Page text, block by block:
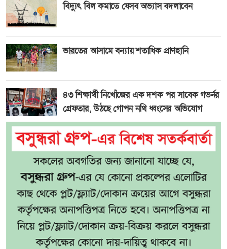
বিদ্যুৎ বিল কমাতে যেসব অভ্যাস বদলাবেন
ভারতের আসামে বন্যায় শতাধিক প্রাণহানি
৪৩ শিক্ষার্থী নিখোঁজের এক দশক পর সাবেক গভর্নর
গ্রেফতার, উঠছে গোপন নথি ধ্বংসের অভিযোগ